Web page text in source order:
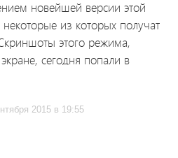
новейшей версии этой
из которых получат
этого режима,
сегодня попали в
2015 в 19:55